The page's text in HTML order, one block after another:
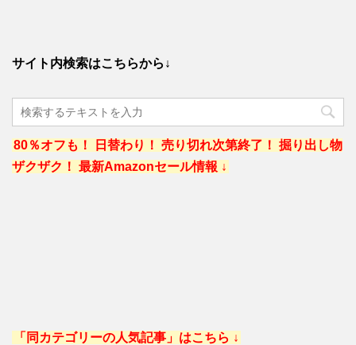
サイト内検索はこちらから↓
80％オフも！ 日替わり！ 売り切れ次第終了！ 掘り出し物
ザクザク！ 最新Amazonセール情報 ↓
「同カテゴリーの人気記事」はこちら ↓